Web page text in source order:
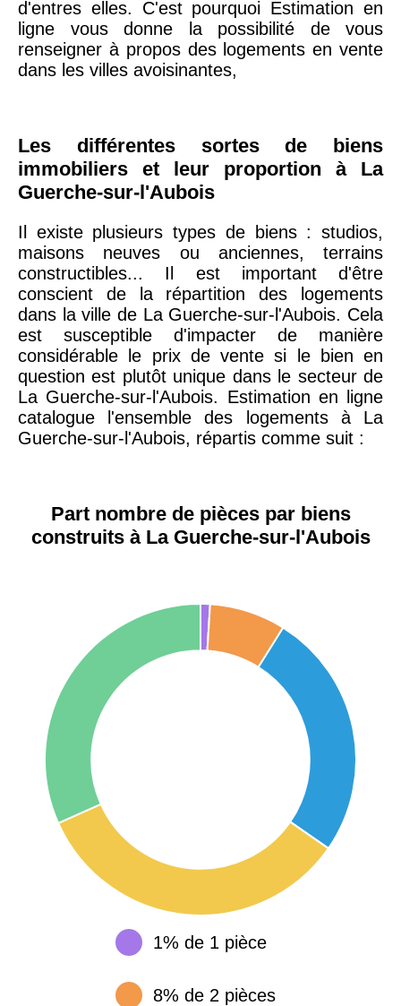
arrondissement
75019 - Paris
51100 -Reims 3 036 € 2 667 €
75013 -
Paris
13ème
arrondissement
10 073 € 11 085 €
76600 -Le Havre 2 455 € 2 453 €
42000 -Saint-
Étienne
1 404 € 2 013 €
Toulon 3 018 € 4 284 €
38000 - Grenoble 3 382 €
d'entres elles. C'est pourquoi Estimation en
ligne vous donne la possibilité de vous
renseigner à propos des logements en vente
dans les villes avoisinantes,
Les différentes sortes de biens
immobiliers et leur proportion à La
Guerche-sur-l'Aubois
Il existe plusieurs types de biens : studios,
maisons neuves ou anciennes, terrains
constructibles... Il est important d'être
conscient de la répartition des logements
dans la ville de La Guerche-sur-l'Aubois. Cela
est susceptible d'impacter de manière
considérable le prix de vente si le bien en
question est plutôt unique dans le secteur de
La Guerche-sur-l'Aubois. Estimation en ligne
catalogue l'ensemble des logements à La
Guerche-sur-l'Aubois, répartis comme suit :
Part nombre de pièces par biens
construits à La Guerche-sur-l'Aubois
1% de 1 pièce
8% de 2 pièces